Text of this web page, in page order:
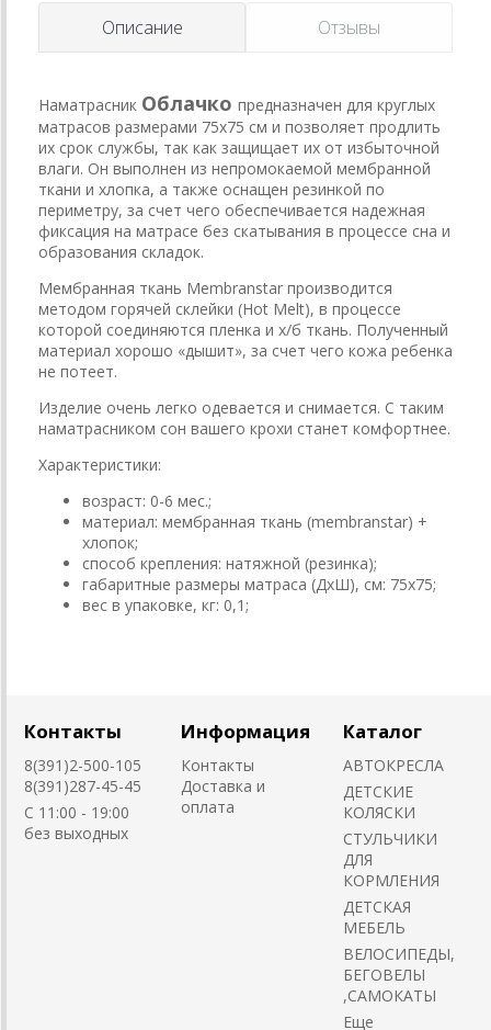
Описание Отзывы
Наматрасник Облачко предназначен для круглых
матрасов размерами 75х75 см и позволяет продлить
их срок службы, так как защищает их от избыточной
влаги. Он выполнен из непромокаемой мембранной
ткани и хлопка, а также оснащен резинкой по
периметру, за счет чего обеспечивается надежная
фиксация на матрасе без скатывания в процессе сна и
образования складок.
Мембранная ткань Membranstar производится
методом горячей склейки (Hot Melt), в процессе
которой соединяются пленка и х/б ткань. Полученный
материал хорошо «дышит», за счет чего кожа ребенка
не потеет.
Изделие очень легко одевается и снимается. С таким
наматрасником сон вашего крохи станет комфортнее.
Характеристики:
возраст: 0-6 мес.;
материал: мембранная ткань (membranstar) +
хлопок;
способ крепления: натяжной (резинка);
габаритные размеры матраса (ДхШ), см: 75х75;
вес в упаковке, кг: 0,1;
Контакты
8(391)2-500-105
8(391)287-45-45
C 11:00 - 19:00
без выходных
Информация
Контакты
Доставка и
оплата
Каталог
АВТОКРЕСЛА
ДЕТСКИЕ
КОЛЯСКИ
CТУЛЬЧИКИ
ДЛЯ
КОРМЛЕНИЯ
ДЕТСКАЯ
МЕБЕЛЬ
ВЕЛОСИПЕДЫ,
БЕГОВЕЛЫ
,САМОКАТЫ